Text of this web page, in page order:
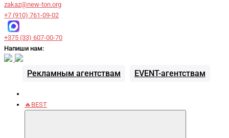
zakaz@new-ton.org
+7 (910) 761-09-02
+375 (33) 607-00-70
Напиши нам:
Рекламным агентствам EVENT-агентствам
🔥BEST